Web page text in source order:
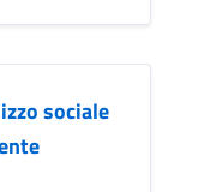
sociale